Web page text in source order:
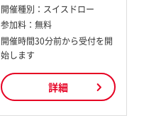
開催種別： スイスドロー
参加料： 無料
開催時間30分前から受付を開
始します
詳細